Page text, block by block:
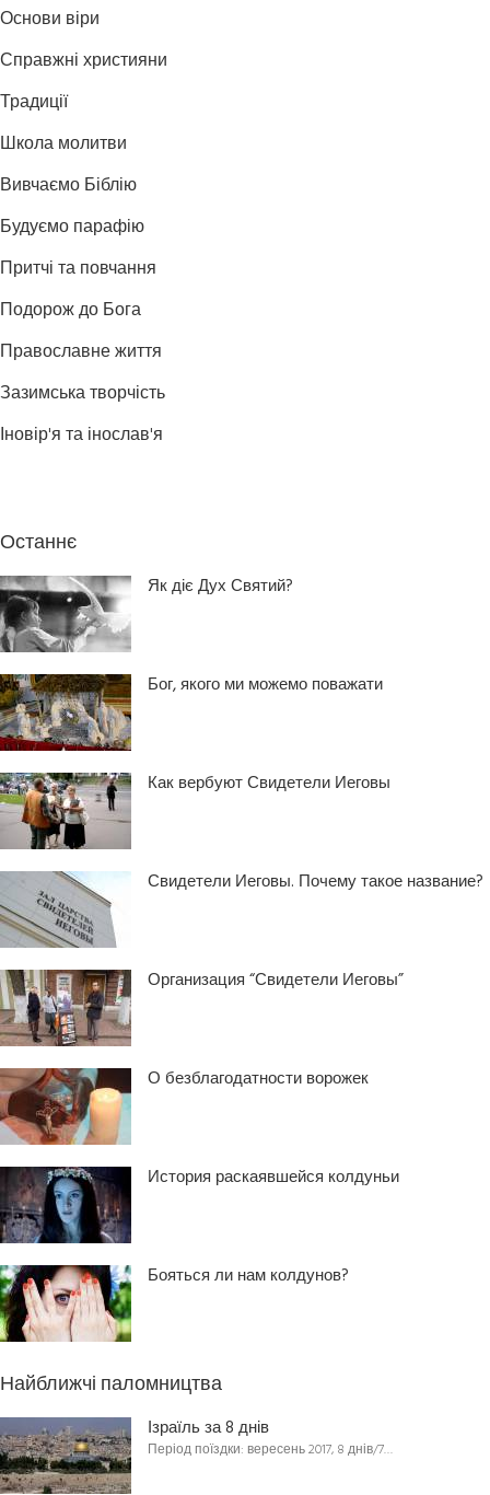
Основи віри
Справжні християни
Традиції
Школа молитви
Вивчаємо Біблію
Будуємо парафію
Притчі та повчання
Подорож до Бога
Православне життя
Зазимська творчість
Іновір'я та інослав'я
Останнє
Як діє Дух Святий?
Бог, якого ми можемо поважати
Как вербуют Свидетели Иеговы
Свидетели Иеговы. Почему такое название?
Организация “Свидетели Иеговы”
О безблагодатности ворожек
История раскаявшейся колдуньи
Бояться ли нам колдунов?
Найближчі паломництва
Ізраїль за 8 днів
Період поїздки: вересень 2017, 8 днів/7…